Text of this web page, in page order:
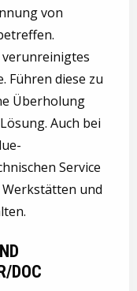
von
Führen diese zu
Überholung
Auch bei
Service
und
DOC